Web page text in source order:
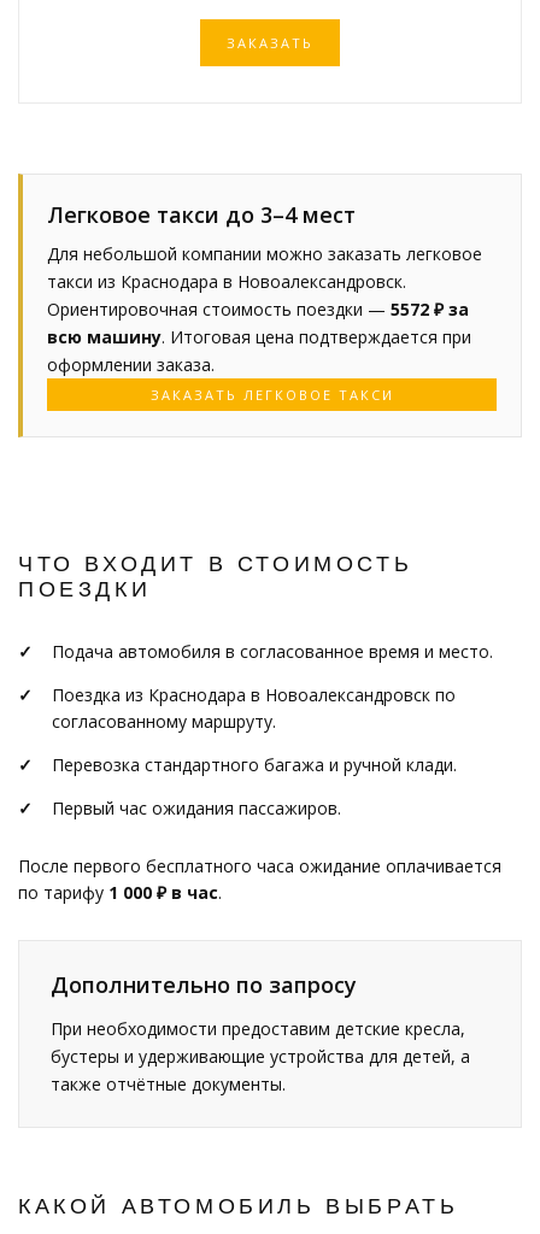
ЗАКАЗАТЬ
Легковое такси до 3–4 мест
Для небольшой компании можно заказать легковое
такси из Краснодара в Новоалександровск.
Ориентировочная стоимость поездки — 5572 ₽ за
всю машину. Итоговая цена подтверждается при
оформлении заказа.
ЗАКАЗАТЬ ЛЕГКОВОЕ ТАКСИ
ЧТО ВХОДИТ В СТОИМОСТЬ
ПОЕЗДКИ
Подача автомобиля в согласованное время и место.
Поездка из Краснодара в Новоалександровск по
согласованному маршруту.
Перевозка стандартного багажа и ручной клади.
Первый час ожидания пассажиров.
После первого бесплатного часа ожидание оплачивается
по тарифу 1 000 ₽ в час.
Дополнительно по запросу
При необходимости предоставим детские кресла,
бустеры и удерживающие устройства для детей, а
также отчётные документы.
КАКОЙ АВТОМОБИЛЬ ВЫБРАТЬ